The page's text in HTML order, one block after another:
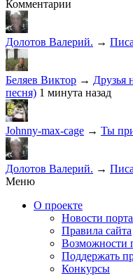
Комментарии
Долотов Валерий. →
Беляев Виктор → Друзья
песня) 1 минута назад
Johnny-max-cage → Ты
Долотов Валерий. →
Меню
О проекте
Новости
Правила сайта
Возможности
Поддержать
Конкурсы